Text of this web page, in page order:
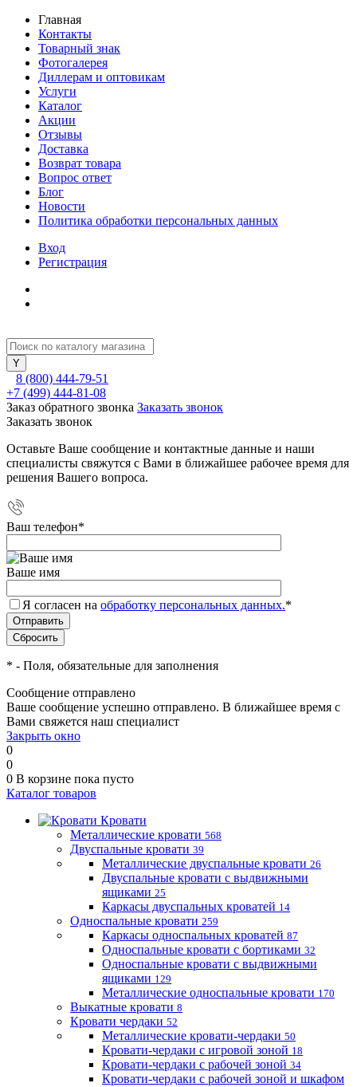
Главная
Контакты
Товарный знак
Фотогалерея
Диллерам и оптовикам
Услуги
Каталог
Акции
Отзывы
Доставка
Возврат товара
Вопрос ответ
Блог
Новости
Политика обработки персональных данных
Вход
Регистрация
8 (800) 444-79-51
+7 (499) 444-81-08
Заказ обратного звонка Заказать звонок
Заказать звонок
Оставьте Ваше сообщение и контактные данные и наши
специалисты свяжутся с Вами в ближайшее рабочее время для
решения Вашего вопроса.
Ваш телефон*
Ваше имя
Я согласен на обработку персональных данных.*
* - Поля, обязательные для заполнения
Сообщение отправлено
Ваше сообщение успешно отправлено. В ближайшее время с
Вами свяжется наш специалист
Закрыть окно
0
0
0 В корзине пока пусто
Каталог товаров
Кровати
Металлические кровати 568
Двуспальные кровати 39
Металлические двуспальные кровати 26
Двуспальные кровати с выдвижными
ящиками 25
Каркасы двуспальных кроватей 14
Односпальные кровати 259
Каркасы односпальных кроватей 87
Односпальные кровати с бортиками 32
Односпальные кровати с выдвижными
ящиками 129
Металлические односпальные кровати 170
Выкатные кровати 8
Кровати чердаки 52
Металлические кровати-чердаки 50
Кровати-чердаки с игровой зоной 18
Кровати-чердаки с рабочей зоной 34
Кровати-чердаки с рабочей зоной и шкафом